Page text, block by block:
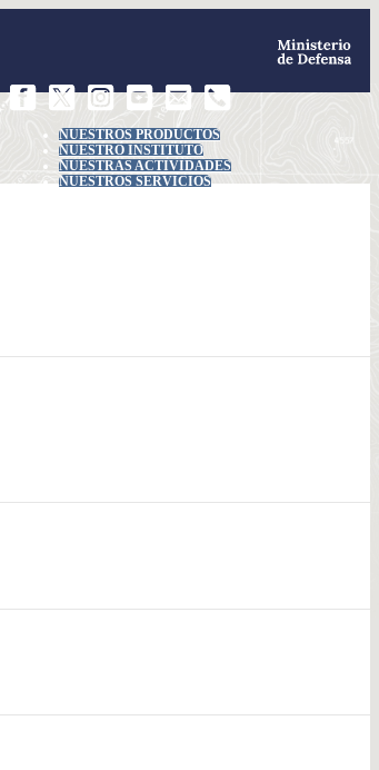
NUESTROS PRODUCTOS
NUESTRO INSTITUTO
NUESTRAS ACTIVIDADES
NUESTROS SERVICIOS